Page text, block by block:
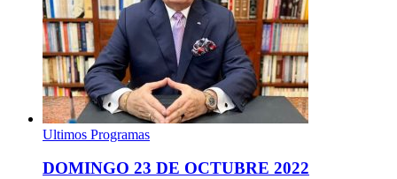
Ultimos Programas
DOMINGO 23 DE OCTUBRE 2022